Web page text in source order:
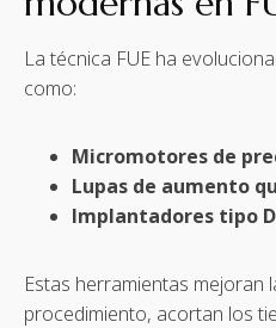
La técnica FUE ha
como:
Micromotores de
Lupas de aumento
Implantadores tipo
Estas herramientas mejoran
procedimiento, acortan los